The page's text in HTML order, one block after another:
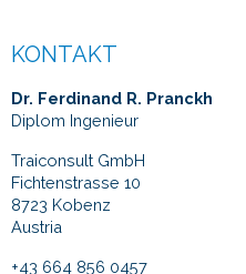
KONTAKT
Dr. Ferdinand R. Pranckh
Diplom Ingenieur
Traiconsult GmbH
Fichtenstrasse 10
8723 Kobenz
Austria
+43 664 856 0457